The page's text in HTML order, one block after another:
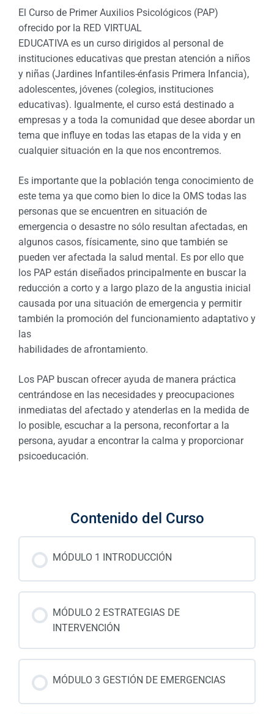
El Curso de Primer Auxilios Psicológicos (PAP)
ofrecido por la RED VIRTUAL
EDUCATIVA es un curso dirigidos al personal de
instituciones educativas que prestan atención a niños
y niñas (Jardines Infantiles-énfasis Primera Infancia),
adolescentes, jóvenes (colegios, instituciones
educativas). Igualmente, el curso está destinado a
empresas y a toda la comunidad que desee abordar un
tema que influye en todas las etapas de la vida y en
cualquier situación en la que nos encontremos.
Es importante que la población tenga conocimiento de
este tema ya que como bien lo dice la OMS todas las
personas que se encuentren en situación de
emergencia o desastre no sólo resultan afectadas, en
algunos casos, físicamente, sino que también se
pueden ver afectada la salud mental. Es por ello que
los PAP están diseñados principalmente en buscar la
reducción a corto y a largo plazo de la angustia inicial
causada por una situación de emergencia y permitir
también la promoción del funcionamiento adaptativo y
las
habilidades de afrontamiento.
Los PAP buscan ofrecer ayuda de manera práctica
centrándose en las necesidades y preocupaciones
inmediatas del afectado y atenderlas en la medida de
lo posible, escuchar a la persona, reconfortar a la
persona, ayudar a encontrar la calma y proporcionar
psicoeducación.
Contenido del Curso
MÓDULO 1 INTRODUCCIÓN
MÓDULO 2 ESTRATEGIAS DE
INTERVENCIÓN
MÓDULO 3 GESTIÓN DE EMERGENCIAS